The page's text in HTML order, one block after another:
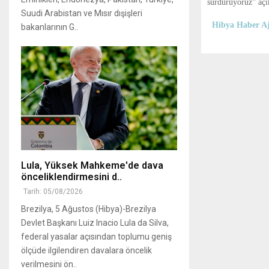
sürdürüyoruz”
Hibya Haber
Suudi Arabistan ve Mısır dışişleri
bakanlarının G..
Lula, Yüksek Mahkeme'de dava
önceliklendirmesini d..
Tarih: 05/08/2026
Brezilya, 5 Ağustos (Hibya)-Brezilya
Devlet Başkanı Luiz Inacio Lula da Silva,
federal yasalar açısından toplumu geniş
ölçüde ilgilendiren davalara öncelik
verilmesini ön..